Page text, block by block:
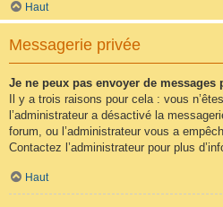
Haut
Messagerie privée
Je ne peux pas envoyer de messages
Il y a trois raisons pour cela : vous
l’administrateur a désactivé la
forum, ou l’administrateur vous a
Contactez l’administrateur pour plus
Haut